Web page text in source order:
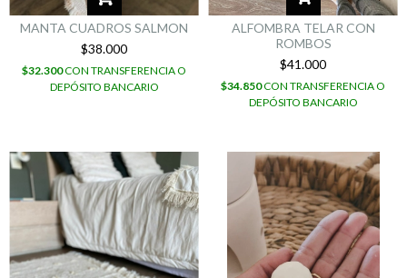
MANTA CUADROS SALMON
$38.000
$32.300CON TRANSFERENCIA O
DEPÓSITO BANCARIO
ALFOMBRA TELAR CON
ROMBOS
$41.000
$34.850CON TRANSFERENCIA O
DEPÓSITO BANCARIO